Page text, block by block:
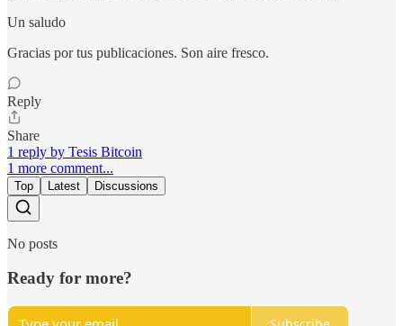
Un saludo
Gracias por tus publicaciones. Son aire fresco.
Reply
Share
1 reply by Tesis Bitcoin
1 more comment...
Top Latest Discussions
No posts
Ready for more?